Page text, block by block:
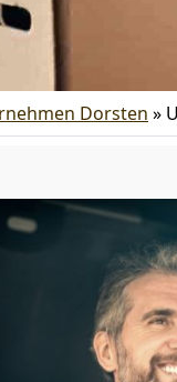
Dorsten »